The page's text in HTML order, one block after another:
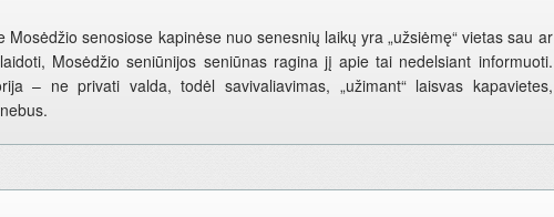
Mosėdžio senosiose kapinėse nuo senesnių laikų yra „užsiėmę“ vietas sau ar
Mosėdžio seniūnijos seniūnas ragina jį apie tai nedelsiant informuoti.
– ne privati valda, todėl savivaliavimas, „užimant“ laisvas kapavietes,